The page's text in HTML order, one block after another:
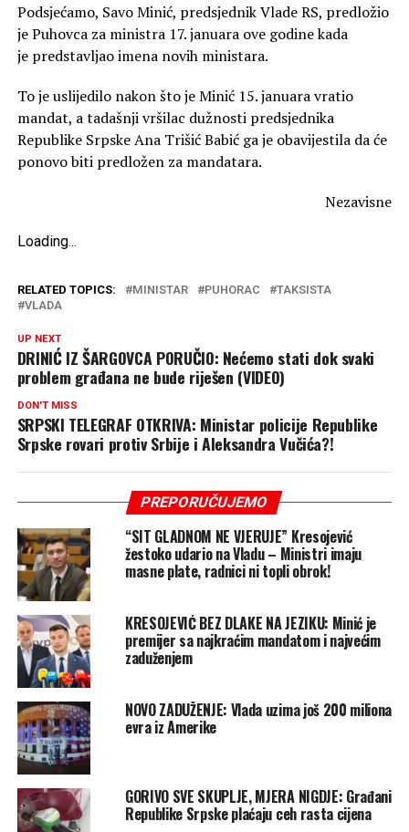
Podsjećamo, Savo Minić, predsjednik Vlade RS, predložio
je Puhovca za ministra 17. januara ove godine kada
je predstavljao imena novih ministara.
To je uslijedilo nakon što je Minić 15. januara vratio
mandat, a tadašnji vršilac dužnosti predsjednika
Republike Srpske Ana Trišić Babić ga je obavijestila da će
ponovo biti predložen za mandatara.
Nezavisne
Loading...
RELATED TOPICS: MINISTAR PUHORAC
TAKSISTA
VLADA
UP NEXT
DRINIĆ IZ ŠARGOVCA PORUČIO: Nećemo stati dok svaki
problem građana ne bude riješen (VIDEO)
DON'T MISS
SRPSKI TELEGRAF OTKRIVA: Ministar policije Republike
Srpske rovari protiv Srbije i Aleksandra Vučića?!
PREPORUČUJEMO
“SIT GLADNOM NE VJERUJE” Kresojević
žestoko udario na Vladu – Ministri imaju
masne plate, radnici ni topli obrok!
KRESOJEVIĆ BEZ DLAKE NA JEZIKU: Minić je
premijer sa najkraćim mandatom i najvećim
zaduženjem
NOVO ZADUŽENJE: Vlada uzima još 200 miliona
evra iz Amerike
GORIVO SVE SKUPLJE, MJERA NIGDJE: Građani
Republike Srpske plaćaju ceh rasta cijena